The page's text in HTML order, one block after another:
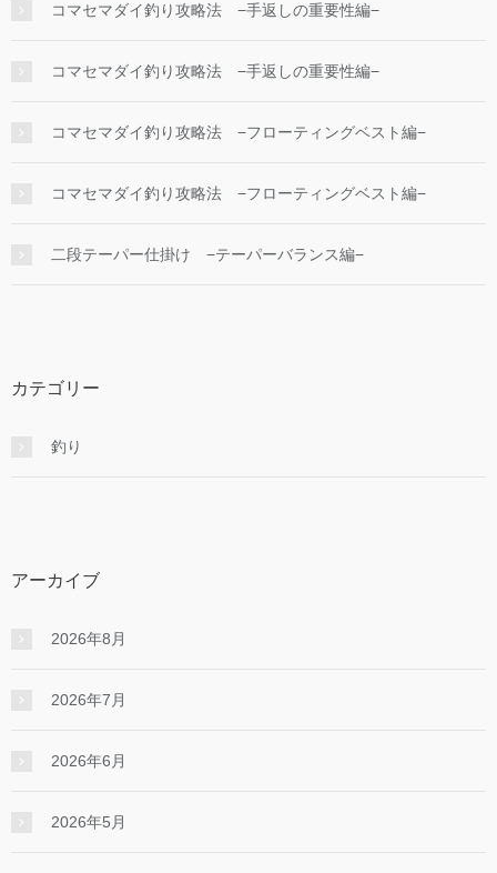
コマセマダイ釣り攻略法 −手返しの重要性編−
コマセマダイ釣り攻略法 −手返しの重要性編−
コマセマダイ釣り攻略法 −フローティングベスト編−
コマセマダイ釣り攻略法 −フローティングベスト編−
二段テーパー仕掛け −テーパーバランス編−
カテゴリー
釣り
アーカイブ
2026年8月
2026年7月
2026年6月
2026年5月